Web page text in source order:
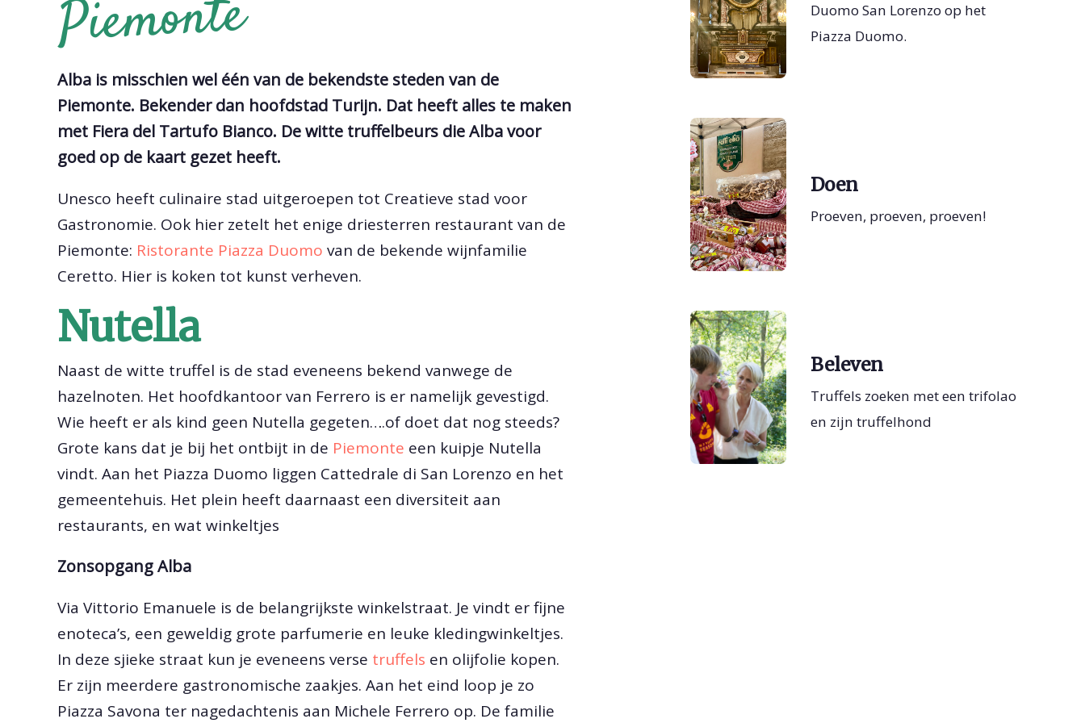
monte
Alba is misschien wel één van de bekendste steden van de
Piemonte. Bekender dan hoofdstad Turijn. Dat heeft alles te maken
met Fiera del Tartufo Bianco. De witte truffelbeurs die Alba voor
goed op de kaart gezet heeft.
Unesco heeft culinaire stad uitgeroepen tot Creatieve stad voor
Gastronomie. Ook hier zetelt het enige driesterren restaurant van de
Piemonte: Ristorante Piazza Duomo van de bekende wijnfamilie
Ceretto. Hier is koken tot kunst verheven.
Nutella
Naast de witte truffel is de stad eveneens bekend vanwege de
hazelnoten. Het hoofdkantoor van Ferrero is er namelijk gevestigd.
Wie heeft er als kind geen Nutella gegeten….of doet dat nog steeds?
Grote kans dat je bij het ontbijt in de Piemonte een kuipje Nutella
vindt. Aan het Piazza Duomo liggen Cattedrale di San Lorenzo en het
gemeentehuis. Het plein heeft daarnaast een diversiteit aan
restaurants, en wat winkeltjes
Zonsopgang Alba
Via Vittorio Emanuele is de belangrijkste winkelstraat. Je vindt er fijne
enoteca’s, een geweldig grote parfumerie en leuke kledingwinkeltjes.
In deze sjieke straat kun je eveneens verse truffels en olijfolie kopen.
Er zijn meerdere gastronomische zaakjes. Aan het eind loop je zo
Piazza Savona ter nagedachtenis aan Michele Ferrero op. De familie
Duomo San Lorenzo op het
Piazza Duomo.
Doen
Proeven, proeven, proeven!
Beleven
Truffels zoeken met een trifolao
en zijn truffelhond